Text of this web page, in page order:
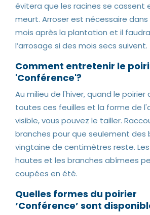
évitera que les racines se cassent
meurt. Arroser est nécessaire dans
mois après la plantation et il
l’arrosage si des mois secs suivent.
Comment entretenir le
'Conférence'?
Au milieu de l'hiver, quand le poirier
toutes ces feuilles et la forme de
visible, vous pouvez le tailler.
branches pour que seulement des
vingtaine de centimètres reste.
hautes et les branches abîmees
coupées en été.
Quelles formes du poirier
‘Conférence’ sont